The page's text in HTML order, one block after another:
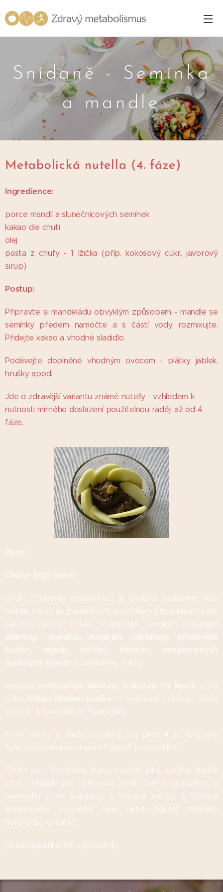
Snídaně - Semínka
a mandle
Metabolická nutella (4. fáze)
Ingredience:
porce mandlí a slunečnicových semínek
kakao dle chuti
olej
pasta z chufy - 1 lžička (příp. kokosový cukr, javorový
sirup)
Postup:
Připravte si mandeládu obvyklým způsobem - mandle se
semínky předem namočte a s částí vody rozmixujte.
Přidejte kakao a vhodné sladidlo.
Podávejte doplněné vhodným ovocem - plátky jablek,
hrušky apod.
Jde o zdravější variantu známé nutelly - vzhledem k
nutnosti mírného doslazení použitelnou raději až od 4.
fáze.
Pozn.:
Chufa- tygří ořech
Chufa (Cyperus esculentus) je drobná podzemní hlíza
hnědé barvy se zvrásněným povrchem připomínající malý
seschlý lískový oříšek. Vyznačuje vysokým obsahem
vlákniny, vitamínů, minerálů (obsahuje především
fosfor, vápník, hořčík), bílkovin, nenasycených
mastných kyselin a přírodního cukru.
Naopak neobsahuje laktózu, fruktózu ani lepek a má
velmi nízkou hladinu sodíku. V současné době se chufa
pěstuje především ve Španělsku.
První zmínky o chufě se datují cca před 4 tis. lety, kdy
byla pěstována ve starém Egyptě v deltě Nilu.
Chufa se v čerstvém stavu využívá jako svačina sladké
chuti, základ pro přípravu müsli (velmi populární v
Německu a ve Švédsku), k výrobě mouky, k výrobě
panenského olivového oleje nebo nápoje zvaného
horchata ["orčata"].
(K zakoupení u mě v poradně)